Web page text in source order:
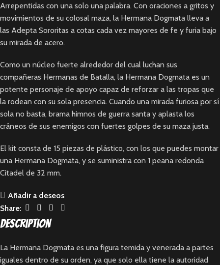
Arrepentidas con una solo una palabra. Con oraciones a gritos y
movimientos de su colosal maza, la Hermana Dogmata lleva a
las Adepta Sororitas a cotas cada vez mayores de fe y furia bajo
su mirada de acero.
Como un núcleo fuerte alrededor del cual luchan sus
compañeras Hermanas de Batalla, la Hermana Dogmata es un
potente personaje de apoyo capaz de reforzar a las tropas que
la rodean con su sola presencia. Cuando una mirada furiosa por sí
sola no basta, brama himnos de guerra santa y aplasta los
cráneos de sus enemigos con fuertes golpes de su maza justa.
El kit consta de 15 piezas de plástico, con los que puedes montar
una Hermana Dogmata, y se suministra con 1 peana redonda
Citadel de 32 mm.
Añadir a deseos
Share:
Description
La Hermana Dogmata es una figura temida y venerada a partes
iguales dentro de su orden, ya que solo ella tiene la autoridad